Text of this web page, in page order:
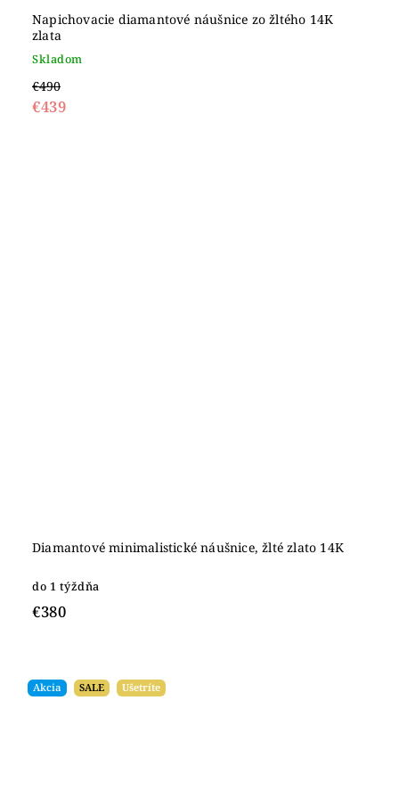
Napichovacie diamantové náušnice zo žltého 14K
zlata
Skladom
€490
€439
Diamantové minimalistické náušnice, žlté zlato 14K
do 1 týždňa
€380
Akcia SALE Ušetríte